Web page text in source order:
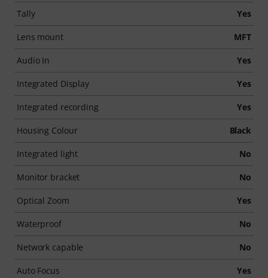
Tally Yes
Lens mount MFT
Audio In Yes
Integrated Display Yes
Integrated recording Yes
Housing Colour Black
Integrated light No
Monitor bracket No
Optical Zoom Yes
Waterproof No
Network capable No
Auto Focus Yes